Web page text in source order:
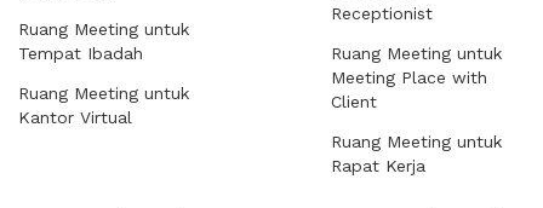
Ruang Meeting untuk
Tempat Ibadah
Ruang Meeting untuk
Kantor Virtual
Receptionist
Ruang Meeting untuk
Meeting Place with
Client
Ruang Meeting untuk
Rapat Kerja